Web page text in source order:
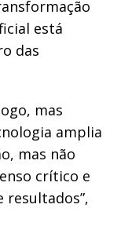
está
das
mas
amplia
mas não
crítico e
resultados”,